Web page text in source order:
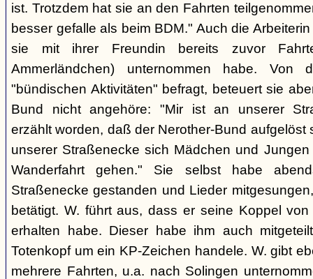
ist. Trotzdem hat sie an den Fahrten
besser gefalle als beim BDM." Auch die
sie mit ihrer Freundin bereits zuvor
Ammerländchen) unternommen habe. Von
"bündischen Aktivitäten" befragt, beteuert sie
Bund nicht angehöre: "Mir ist an unserer
erzählt worden, daß der Nerother-Bund
unserer Straßenecke sich Mädchen und
Wanderfahrt gehen." Sie selbst habe
Straßenecke gestanden und Lieder
betätigt. W. führt aus, dass er seine Koppel
erhalten habe. Dieser habe ihm auch
Totenkopf um ein KP-Zeichen handele. W. gibt
mehrere Fahrten, u.a. nach Solingen